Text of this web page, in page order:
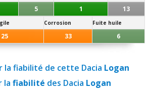
5 1 13
Corrosion Fuite huile
25 33 6
la fiabilité de cette Dacia Logan
la fiabilité des Dacia Logan